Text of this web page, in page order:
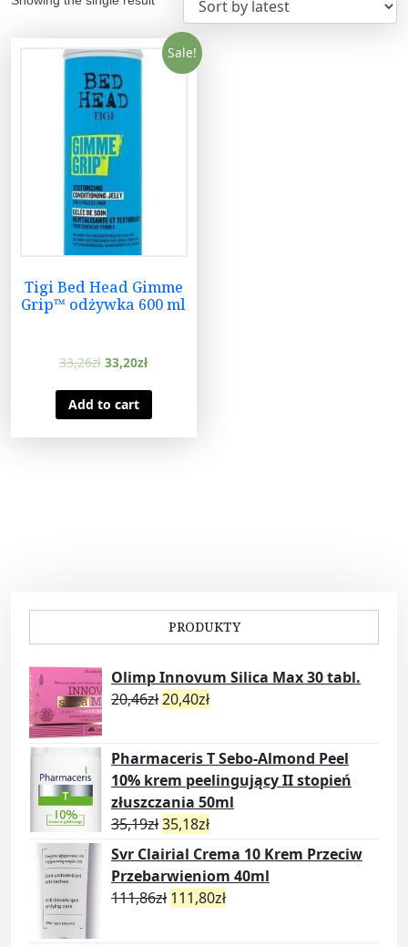
Sale!
Tigi Bed Head Gimme
Grip™ odżywka 600 ml
33,26zł 33,20zł
Add to cart
PRODUKTY
Olimp Innovum Silica Max 30 tabl.
20,46zł20,40zł
Pharmaceris T Sebo-Almond Peel
10% krem peelingujący II stopień
złuszczania 50ml
35,19zł35,18zł
Svr Clairial Crema 10 Krem Przeciw
Przebarwieniom 40ml
111,86zł 111,80zł